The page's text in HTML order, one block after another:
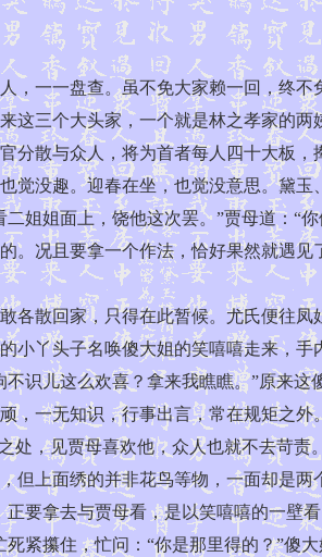
一盘查。虽不免大家赖一回，终不
这三个大头家，一个就是林之孝家的
分散与众人，将为首者每人四十大板
觉没趣。迎春在坐，也觉没意思。黛
姐姐面上，饶他这次罢。”贾母道：
况且要拿一个作法，恰好果然就遇见
回家，只得在此暂候。尤氏便往凤
小丫头子名唤傻大姐的笑嘻嘻走来，
识儿这么欢喜？拿来我瞧瞧。”原来
，一无知识，行事出言，常在规矩之
处，见贾母喜欢他，众人也就不去苛
但上面绣的并非花鸟等物，一面却是
要拿去与贾母看，是以笑嘻嘻的一
紧攥住，忙问：“你是那里得的？”傻